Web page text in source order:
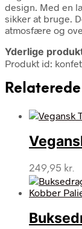
design. Med en
sikker at bruge.
atmosfære og
Yderlige
Produkt id:
249,95 kr.